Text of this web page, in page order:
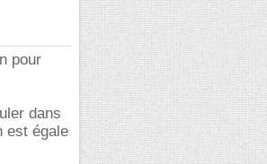
pour
dans
est égale